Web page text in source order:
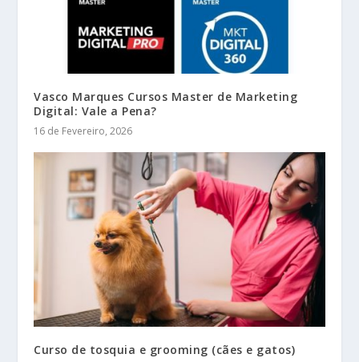
Vasco Marques Cursos Master de Marketing
Digital: Vale a Pena?
16 de Fevereiro, 2026
Curso de tosquia e grooming (cães e gatos)